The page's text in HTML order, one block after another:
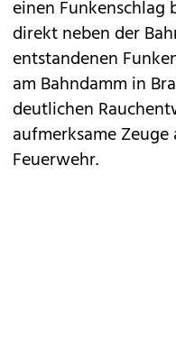
einen Funkenschlag
direkt neben der
entstandenen
am Bahndamm in
deutlichen
aufmerksame
Feuerwehr.